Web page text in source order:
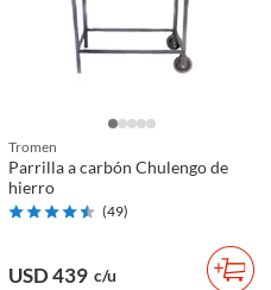
Tromen
Parrilla a carbón Chulengo de
hierro
(49)
USD 439 c/u